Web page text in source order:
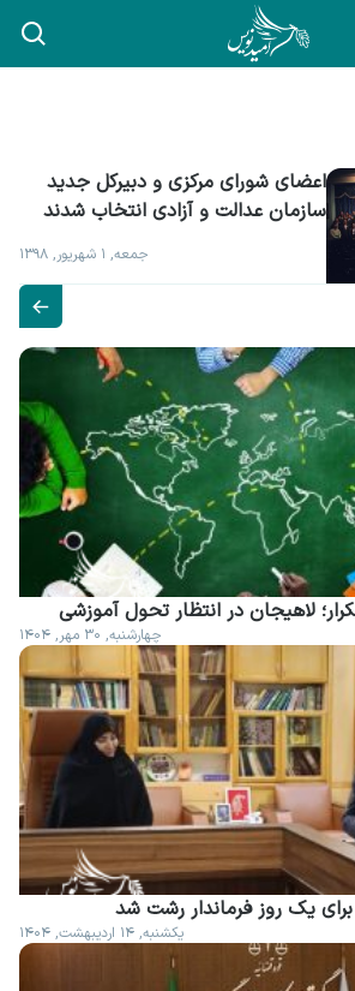
سازمان عدالت و آزادی انتخاب شدند
جمعه, ۱ شهریور, ۱۳۹۸
لاهیجان در انتظار تحول آموزشی
چهارشنبه, ۳۰ مهر, ۱۴۰۴
برای یک روز فرماندار رشت شد
یکشنبه, ۱۴ اردیبهشت, ۱۴۰۴